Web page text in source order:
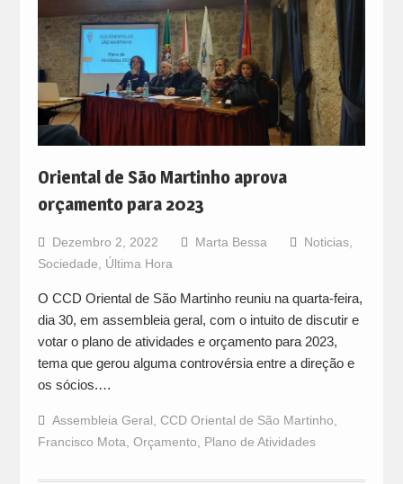
Oriental de São Martinho aprova
orçamento para 2023
Dezembro 2, 2022 Marta Bessa Noticias,
Sociedade
Última Hora
O CCD Oriental de São Martinho reuniu na quarta-feira,
dia 30, em assembleia geral, com o intuito de discutir e
votar o plano de atividades e orçamento para 2023,
tema que gerou alguma controvérsia entre a direção e
os sócios.…
Assembleia Geral CCD Oriental de São Martinho
Francisco Mota Orçamento Plano de Atividades